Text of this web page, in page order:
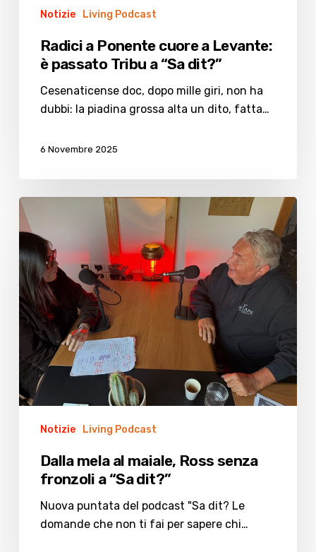
Tribu
dit?”
Notizie Living Podcast
Radici a Ponente cuore a Levante:
è passato Tribu a “Sa dit?”
Cesenaticense doc, dopo mille giri, non ha
dubbi: la piadina grossa alta un dito, fatta…
6 Novembre 2025
Dalla
mela
maiale,
Ross
senza
fronzoli
“Sa
dit?”
Notizie Living Podcast
Dalla mela al maiale, Ross senza
fronzoli a “Sa dit?”
Nuova puntata del podcast "Sa dit? Le
domande che non ti fai per sapere chi…